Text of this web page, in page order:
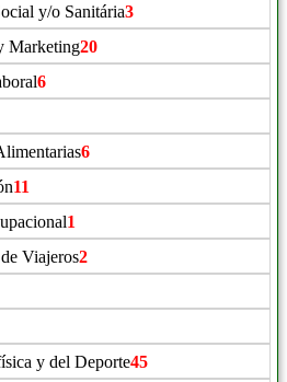
y/o Sanitária3
Marketing20
6
6
11
1
Viajeros2
y del Deporte45